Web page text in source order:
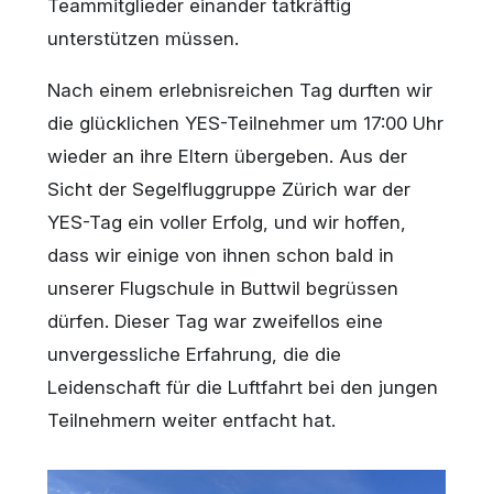
Teammitglieder einander tatkräftig
unterstützen müssen.
Nach einem erlebnisreichen Tag durften wir
die glücklichen YES-Teilnehmer um 17:00 Uhr
wieder an ihre Eltern übergeben. Aus der
Sicht der Segelfluggruppe Zürich war der
YES-Tag ein voller Erfolg, und wir hoffen,
dass wir einige von ihnen schon bald in
unserer Flugschule in Buttwil begrüssen
dürfen. Dieser Tag war zweifellos eine
unvergessliche Erfahrung, die die
Leidenschaft für die Luftfahrt bei den jungen
Teilnehmern weiter entfacht hat.